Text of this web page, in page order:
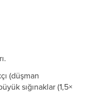
(düşman
sığınaklar (1,5×